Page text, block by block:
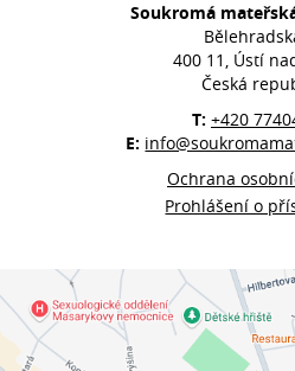
Soukromá
400 11, Ústí
Česká
T: +420
E:
Ochrana
Prohlášení o